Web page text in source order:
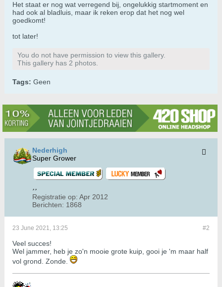
Het staat er nog wat verregend bij, ongelukkig startmoment en
had ook al bladluis, maar ik reken erop dat het nog wel
goedkomt!
tot later!
You do not have permission to view this gallery.
This gallery has 2 photos.
Tags: Geen
Nederhigh
Super Grower
Registratie op: Apr 2012
Berichten: 1868
#2
23 June 2021, 13:25
Veel succes!
Wel jammer, heb je zo'n mooie grote kuip, gooi je 'm maar half
vol grond. Zonde.